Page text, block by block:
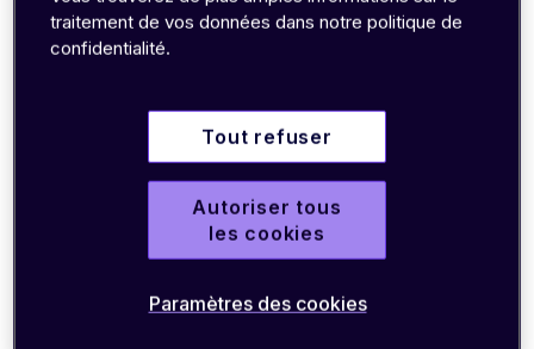
traitement de vos données dans notre politique de
confidentialité.
Tout refuser
Autoriser tous
les cookies
Paramètres des cookies